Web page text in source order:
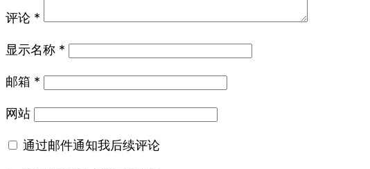
评论 *
显示名称 *
邮箱 *
网站
通过邮件通知我后续评论